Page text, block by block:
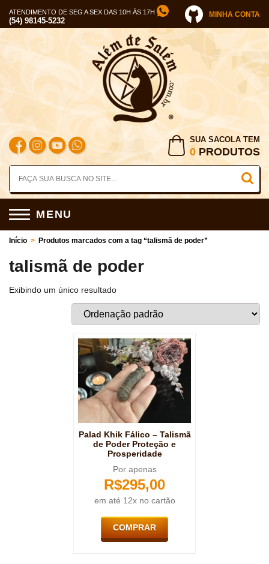
ATENDIMENTO DE SEG A SEX DAS 10H ÀS 17H
(54) 98145-5232
MINHA CONTA
SUA SACOLA TEM
0 PRODUTOS
MENU
Início > Produtos marcados com a tag “talismã de poder”
talismã de poder
Exibindo um único resultado
Palad Khik Fálico – Talismã
de Poder Proteção e
Prosperidade
Por apenas
R$295,00
em até 12x no cartão
COMPRAR